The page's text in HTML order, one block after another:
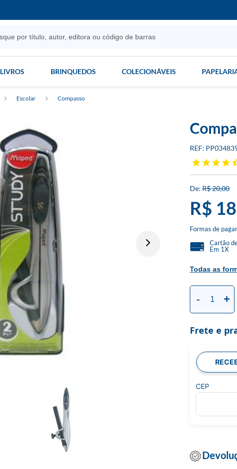
LIVROS BRINQUEDOS COLECIONÁVEIS
Escolar Compasso
R$ 20,00
R$
Formas de
Todas as
Cartão
Em 1X
- +
Frete e
CEP